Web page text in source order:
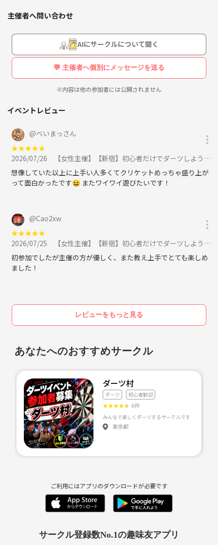
主催者へ問い合わせ
AIにサークルについて聞く
💬 主催者へ個別にメッセージを送る
※内容は他の参加者には公開されません
イベントレビュー
@べいまっさん
★★★★★
2026/07/26
【女性主催】【新宿】初心者だけでダーツしよう！20代30代限定🍊🍊に参加
想像していた以上に上手い人多くてクリケットめっちゃ盛り上が
って面白かったです😆 またワイワイ遊びたいです！
@Cao2xw
★★★★★
2026/07/25
【女性主催】【新宿】初心者だけでダーツしよう！20代30代限定🍊🍊に参加
初参加でしたが主催の方が優しく、また教え上手でとても楽しめ
ました！
レビューをもっと見る
あなたへのおすすめサークル
ダーツ村
ダーツ 初心者歓迎
★★★★★ 6件
みんなで楽しくダーツするサークルです！ 初心者
東京都
ご利用にはアプリのダウンロードが必要です
サークル登録数No.1の趣味友アプリ